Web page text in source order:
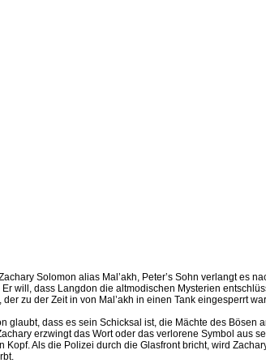
Solomon alias Mal’akh, Peter’s Sohn verlangt es
will, dass Langdon die altmodischen Mysterien
zu der Zeit in von Mal’akh in einen Tank eingesperrt
glaubt, dass es sein Schicksal ist, die Mächte des Bösen
erzwingt das Wort oder das verlorene Symbol aus
Kopf. Als die Polizei durch die Glasfront bricht, wird